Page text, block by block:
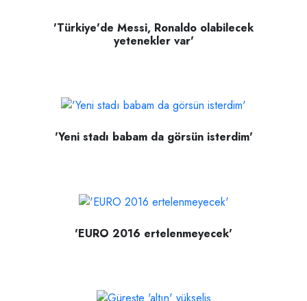
'Türkiye'de Messi, Ronaldo olabilecek
yetenekler var'
'Yeni stadı babam da görsün isterdim'
'EURO 2016 ertelenmeyecek'